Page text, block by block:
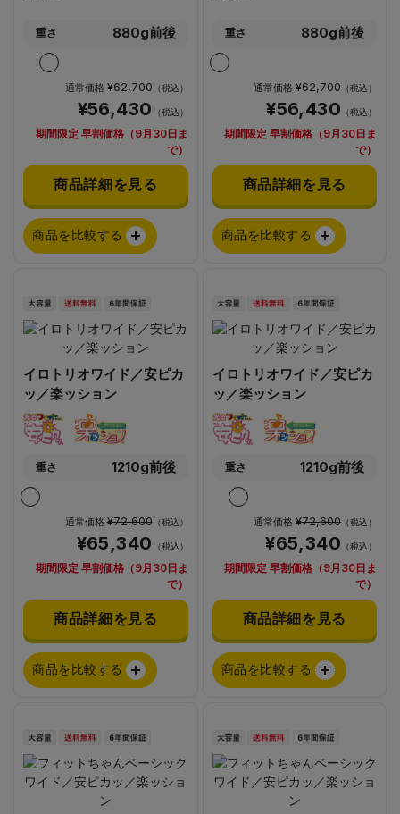
重さ 880g前後
通常価格¥62,700（税込）
¥56,430 （税込）
期間限定 早割価格（9月30日ま
で）
商品詳細を見る
商品を比較する
重さ 880g前後
通常価格 ¥62,700 （税込）
¥56,430 （税込）
期間限定 早割価格（9月30日ま
で）
商品詳細を見る
商品を比較する
イロトリオワイド／安ピカ
ッ／楽ッション
重さ 1210g前後
通常価格¥72,600（税込）
¥65,340 （税込）
期間限定 早割価格（9月30日ま
で）
商品詳細を見る
商品を比較する
イロトリオワイド／安ピカ
ッ／楽ッション
重さ 1210g前後
通常価格 ¥72,600 （税込）
¥65,340 （税込）
期間限定 早割価格（9月30日ま
で）
商品詳細を見る
商品を比較する